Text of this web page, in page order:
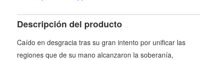
Descripción del producto
Caído en desgracia tras su gran intento por unificar las
regiones que de su mano alcanzaron la soberanía,